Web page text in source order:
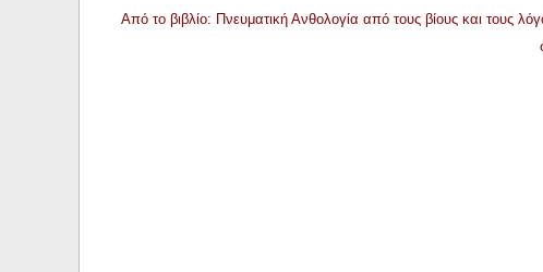
Από το βιβλίο: Πνευματική Ανθολογία από τους βίους και τους